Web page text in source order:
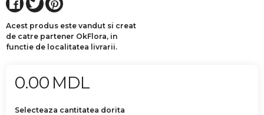
Acest produs este vandut si creat
de catre partener OkFlora, in
functie de localitatea livrarii.
0.00 MDL
Selecteaza cantitatea dorita